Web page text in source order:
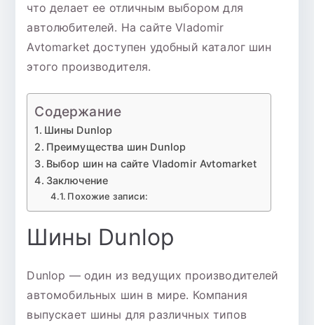
82H
к
что делает ее отличным выбором для
автолюбителей. На сайте Vladomir
Avtomarket доступен удобный каталог шин
этого производителя.
Содержание
Шины Dunlop
Преимущества шин Dunlop
Выбор шин на сайте Vladomir Avtomarket
Заключение
Похожие записи:
Шины Dunlop
Dunlop — один из ведущих производителей
автомобильных шин в мире. Компания
выпускает шины для различных типов